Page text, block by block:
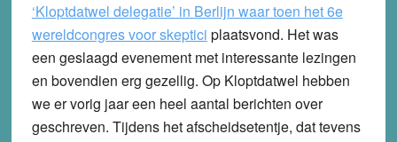
‘Kloptdatwel delegatie’ in Berlijn waar toen het 6e
wereldcongres voor skeptici plaatsvond. Het was
een geslaagd evenement met interessante lezingen
en bovendien erg gezellig. Op Kloptdatwel hebben
we er vorig jaar een heel aantal berichten over
geschreven. Tijdens het afscheidsetentje, dat tevens